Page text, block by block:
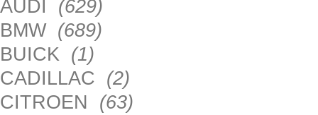
AUDI (629)
BMW (689)
BUICK (1)
CADILLAC (2)
CITROEN (63)